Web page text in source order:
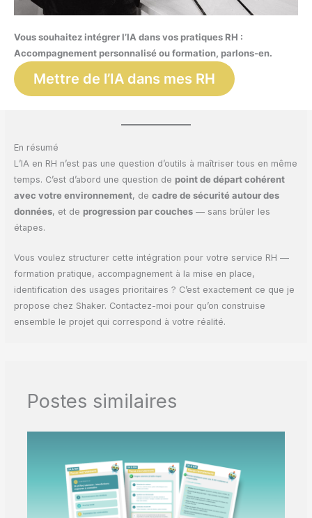
Vous souhaitez intégrer l’IA dans vos pratiques RH :
Accompagnement personnalisé ou formation, parlons-en.
Mettre de l’IA dans mes RH
En résumé
L’IA en RH n’est pas une question d’outils à maîtriser tous en même
temps. C’est d’abord une question de point de départ cohérent
avec votre environnement, de cadre de sécurité autour des
données, et de progression par couches— sans brûler les
étapes.
Vous voulez structurer cette intégration pour votre service RH —
formation pratique, accompagnement à la mise en place,
identification des usages prioritaires ? C’est exactement ce que je
propose chez Shaker. Contactez-moi pour qu’on construise
ensemble le projet qui correspond à votre réalité.
Postes similaires